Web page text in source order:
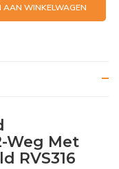
AAN WINKELWAGEN
Weg Met
RVS316